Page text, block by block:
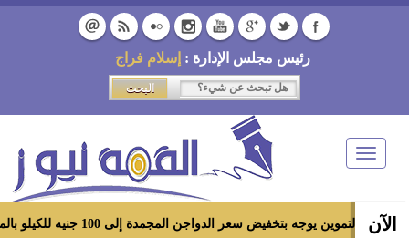
رئيس مجلس الإدارة : إسلام فراج
Toggle
navigation
الآن
وزير التموين يوجه بتخفيض سعر الدواجن المجمدة إلى 100 جنيه للكيلو بالمجمعات الاستهلاكية ومعارض «أهلاً رمضان»